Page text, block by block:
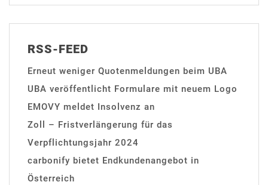
RSS-FEED
Erneut weniger Quotenmeldungen beim UBA
UBA veröffentlicht Formulare mit neuem Logo
EMOVY meldet Insolvenz an
Zoll – Fristverlängerung für das
Verpflichtungsjahr 2024
carbonify bietet Endkundenangebot in
Österreich